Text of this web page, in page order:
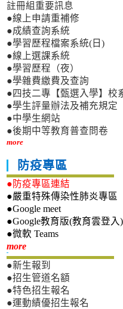
註冊組重要訊息
●線上申請重補修
●成績查詢系統
●學習歷程檔案系統(日)
●線上選課系統
●學習歷程（夜）
●學雜費繳費及查詢
●四技二專【甄選入學】校
●學生評量辦法及補充規定
●中學生網站
●後期中等教育普查問卷
more
防疫專區
●防疫專區連結
●嚴重特殊傳染性肺炎專區
●Google meet
●Google教育版(教育雲登入)
●微軟 Teams
more新生專區
●新生報到
●招生管道名額
●特色招生報名
●運動績優招生報名